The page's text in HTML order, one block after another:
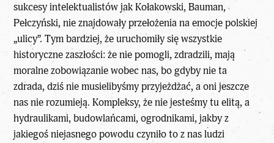
sukcesy intelektualistów jak Kołakowski, Bauman,
Pełczyński, nie znajdowały przełożenia na emocje polskiej
„ulicy”. Tym bardziej, że uruchomiły się wszystkie
historyczne zaszłości: że nie pomogli, zdradzili, mają
moralne zobowiązanie wobec nas, bo gdyby nie ta
zdrada, dziś nie musielibyśmy przyjeżdżać, a oni jeszcze
nas nie rozumieją. Kompleksy, że nie jesteśmy tu elitą, a
hydraulikami, budowlańcami, ogrodnikami, jakby z
jakiegoś niejasnego powodu czyniło to z nas ludzi